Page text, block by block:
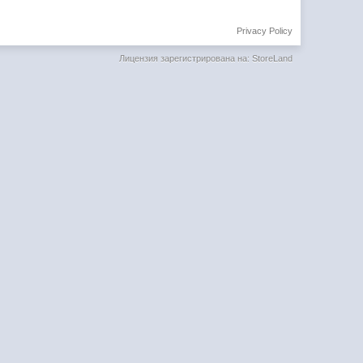
Privacy Policy
Лицензия зарегистрирована на: StoreLand